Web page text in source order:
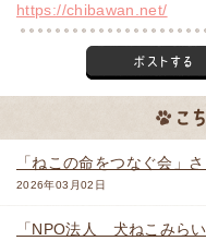
https://chibawan.net/
「ねこの命をつなぐ会」
2026年03月02日
「NPO法人 犬ねこみら